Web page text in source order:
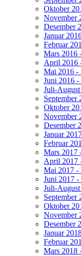
Oktober
November
Desember
Januar
Februar
Mars 2016
April 2016
Mai 2016 -
Juni 2016
Juli-
September
Oktober
November
Desember
Januar
Februar
Mars 2017
April 2017
Mai 2017 -
Juni 2017 -
Juli-
September
Oktober
November
Desember
Januar
Februar
Mars 2018